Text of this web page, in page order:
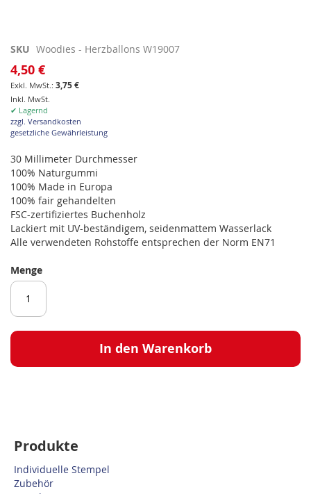
Zum
der
Bildgalerie
springen
SKU Woodies - Herzballons W19007
4,50 €
3,75 €
Inkl. MwSt.
✔ Lagernd
zzgl. Versandkosten
gesetzliche Gewährleistung
30 Millimeter Durchmesser
100% Naturgummi
100% Made in Europa
100% fair gehandelten
FSC-zertifiziertes Buchenholz
Lackiert mit UV-beständigem, seidenmattem Wasserlack
Alle verwendeten Rohstoffe entsprechen der Norm EN71
Menge
In den Warenkorb
Produkte
Individuelle Stempel
Zubehör